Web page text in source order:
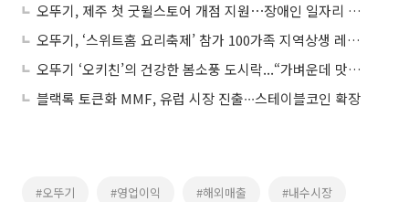
오뚜기, 제주 첫 굿윌스토어 개점 지원⋯장애인 일자리 창출 발판
오뚜기, ‘스위트홈 요리축제’ 참가 100가족 지역상생 레시피 뽐내
오뚜기 ‘오키친’의 건강한 봄소풍 도시락...“가벼운데 맛있다”
블랙록 토큰화 MMF, 유럽 시장 진출∙∙∙스테이블코인 확장
#오뚜기 #영업이익 #해외매출 #내수시장